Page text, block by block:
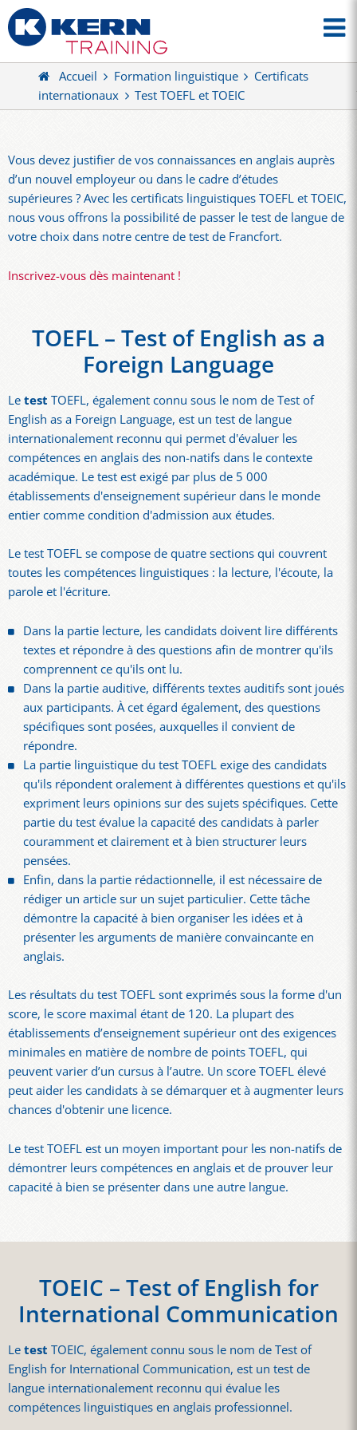
Accueil Formation linguistique
Certificats
internationaux
Test TOEFL et TOEIC
Vous devez justifier de vos connaissances en anglais auprès
d’un nouvel employeur ou dans le cadre d’études
supérieures ? Avec les certificats linguistiques TOEFL et TOEIC,
nous vous offrons la possibilité de passer le test de langue de
votre choix dans notre centre de test de Francfort.
Inscrivez-vous dès maintenant !
TOEFL – Test of English as a
Foreign Language
Letest TOEFL, également connu sous le nom de Test of
English as a Foreign Language, est un test de langue
internationalement reconnu qui permet d'évaluer les
compétences en anglais des non-natifs dans le contexte
académique. Le test est exigé par plus de 5 000
établissements d'enseignement supérieur dans le monde
entier comme condition d'admission aux études.
Le test TOEFL se compose de quatre sections qui couvrent
toutes les compétences linguistiques : la lecture, l'écoute, la
parole et l'écriture.
Dans la partie lecture, les candidats doivent lire différents
textes et répondre à des questions afin de montrer qu'ils
comprennent ce qu'ils ont lu.
Dans la partie auditive, différents textes auditifs sont joués
aux participants. À cet égard également, des questions
spécifiques sont posées, auxquelles il convient de
répondre.
La partie linguistique du test TOEFL exige des candidats
qu'ils répondent oralement à différentes questions et qu'ils
expriment leurs opinions sur des sujets spécifiques. Cette
partie du test évalue la capacité des candidats à parler
couramment et clairement et à bien structurer leurs
pensées.
Enfin, dans la partie rédactionnelle, il est nécessaire de
rédiger un article sur un sujet particulier. Cette tâche
démontre la capacité à bien organiser les idées et à
présenter les arguments de manière convaincante en
anglais.
Les résultats du test TOEFL sont exprimés sous la forme d'un
score, le score maximal étant de 120. La plupart des
établissements d’enseignement supérieur ont des exigences
minimales en matière de nombre de points TOEFL, qui
peuvent varier d’un cursus à l’autre. Un score TOEFL élevé
peut aider les candidats à se démarquer et à augmenter leurs
chances d'obtenir une licence.
Le test TOEFL est un moyen important pour les non-natifs de
démontrer leurs compétences en anglais et de prouver leur
capacité à bien se présenter dans une autre langue.
TOEIC – Test of English for
International Communication
Letest TOEIC, également connu sous le nom de Test of
English for International Communication, est un test de
langue internationalement reconnu qui évalue les
compétences linguistiques en anglais professionnel.